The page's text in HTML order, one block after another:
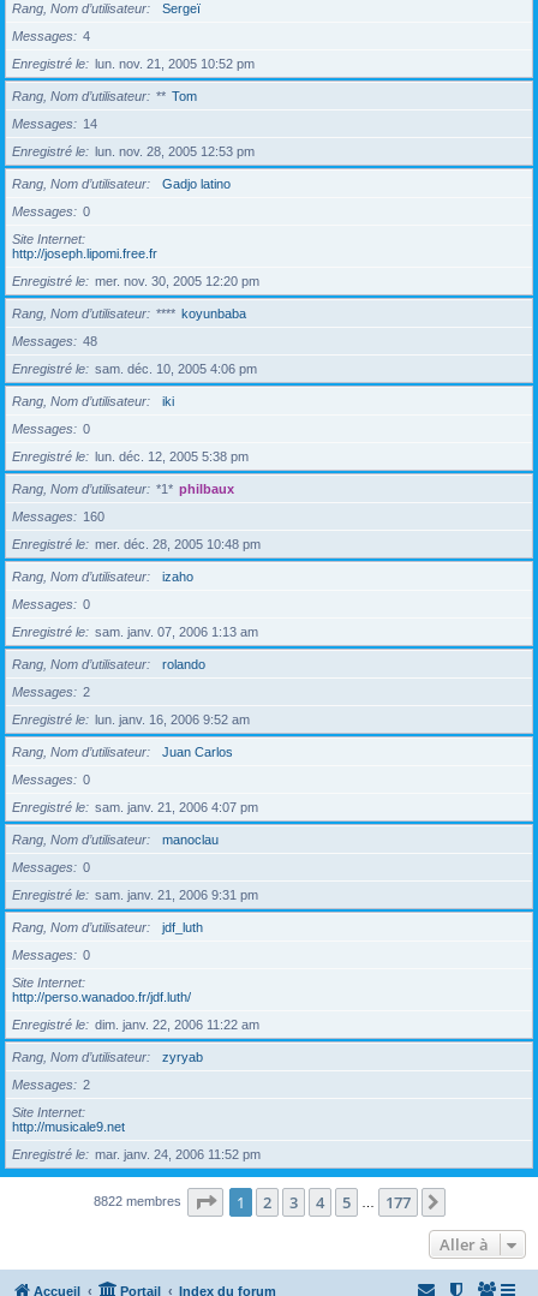
Rang, Nom d’utilisateur
Sergeï
Messages
4
Enregistré le
lun. nov. 21, 2005 10:52 pm
Rang, Nom d’utilisateur ** Tom
Messages
14
Enregistré le
lun. nov. 28, 2005 12:53 pm
Rang, Nom d’utilisateur
Gadjo latino
Messages
0
Site Internet
http://joseph.lipomi.free.fr
Enregistré le
mer. nov. 30, 2005 12:20 pm
Rang, Nom d’utilisateur **** koyunbaba
Messages
48
Enregistré le
sam. déc. 10, 2005 4:06 pm
Rang, Nom d’utilisateur
iki
Messages
0
Enregistré le
lun. déc. 12, 2005 5:38 pm
Rang, Nom d’utilisateur *1* philbaux
Messages
160
Enregistré le
mer. déc. 28, 2005 10:48 pm
Rang, Nom d’utilisateur
izaho
Messages
0
Enregistré le
sam. janv. 07, 2006 1:13 am
Rang, Nom d’utilisateur
rolando
Messages
2
Enregistré le
lun. janv. 16, 2006 9:52 am
Rang, Nom d’utilisateur
Juan Carlos
Messages
0
Enregistré le
sam. janv. 21, 2006 4:07 pm
Rang, Nom d’utilisateur
manoclau
Messages
0
Enregistré le
sam. janv. 21, 2006 9:31 pm
Rang, Nom d’utilisateur
jdf_luth
Messages
0
Site Internet
http://perso.wanadoo.fr/jdf.luth/
Enregistré le
dim. janv. 22, 2006 11:22 am
Rang, Nom d’utilisateur
zyryab
Messages
2
Site Internet
http://musicale9.net
Enregistré le
mar. janv. 24, 2006 11:52 pm
8822 membres Page 1sur177
1 2 3 4 5 177
Aller à
Accueil Portail Index du forum